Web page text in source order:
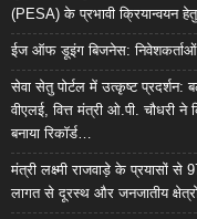
(PESA) के प्रभावी क्रियान्वयन
ईज ऑफ डूइंग बिजनेस: निवेशकर्ताओं
सेवा सेतु पोर्टल में उत्कृष्ट प्रदर्शन:
वीएलई, वित्त मंत्री ओ.पी. चौधरी
बनाया रिकॉर्ड…
मंत्री लक्ष्मी राजवाड़े के प्रयासों से
लागत से दूरस्थ और जनजातीय